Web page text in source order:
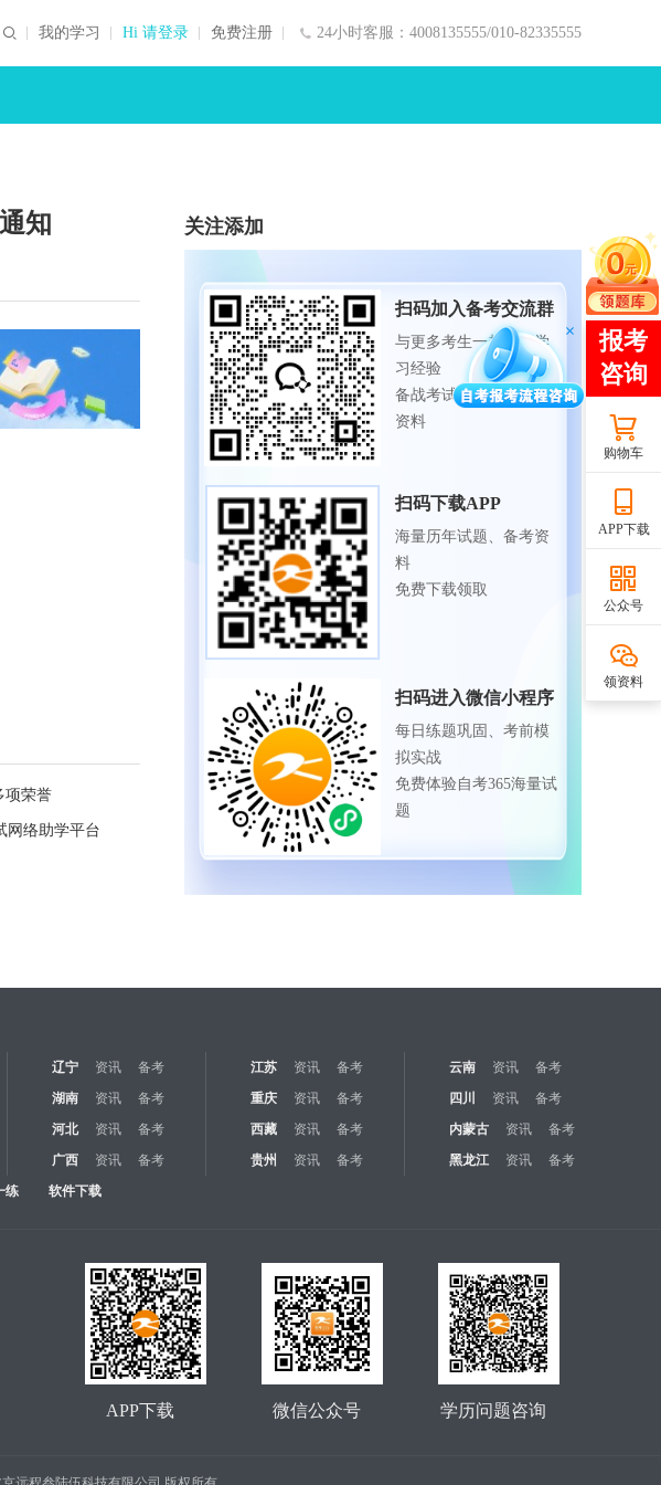
24小时客服：4008135555/010-82335555
我的学习 Hi 请登录 免费注册
知
项荣誉
网络助学平台
关注添加
扫码加入备考交流群
与更多考生一起交流学
习经验
备战考试，获取试题及
资料
扫码下载APP
海量历年试题、备考资
料
免费下载领取
扫码进入微信小程序
每日练题巩固、考前模
拟实战
免费体验自考365海量试
题
购物车
APP下载
公众号
领资料
辽宁 资讯 备考 江苏 资讯 备考 云南 资讯
备考
湖南 资讯 备考 重庆 资讯 备考 四川 资讯
备考
河北 资讯 备考 西藏 资讯 备考 内蒙古 资讯
备考
广西 资讯 备考 贵州 资讯 备考 黑龙江 资讯
备考
练 软件下载
学历问题咨询
微信公众号
APP下载